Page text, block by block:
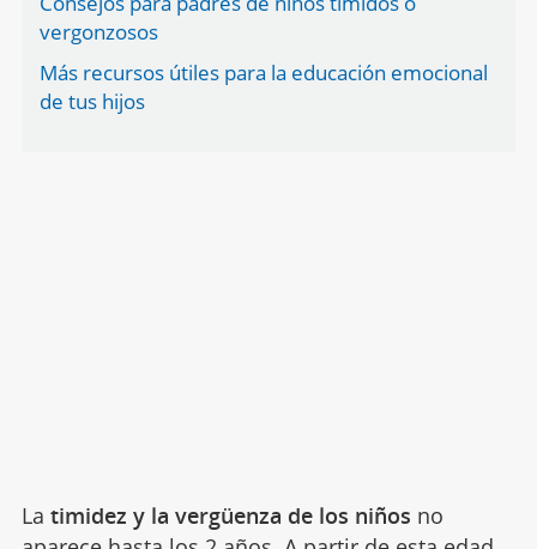
vergonzosos
Más recursos útiles para la educación emocional
de tus hijos
La timidez y la vergüenza de los niños no